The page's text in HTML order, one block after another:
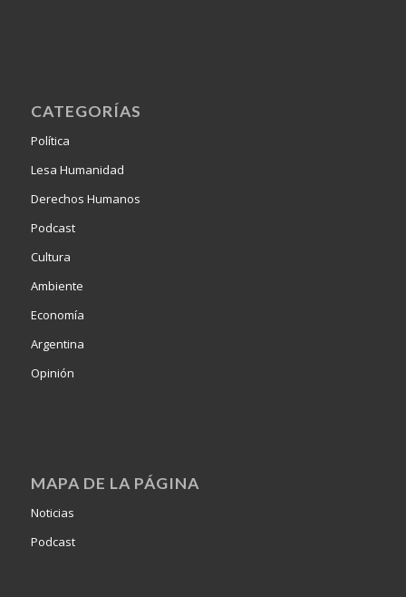
CATEGORÍAS
Política
Lesa Humanidad
Derechos Humanos
Podcast
Cultura
Ambiente
Economía
Argentina
Opinión
MAPA DE LA PÁGINA
Noticias
Podcast